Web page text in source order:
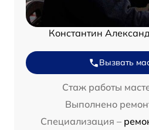
Константин
Вызвать
Стаж работы
Выполнено
Специализация –